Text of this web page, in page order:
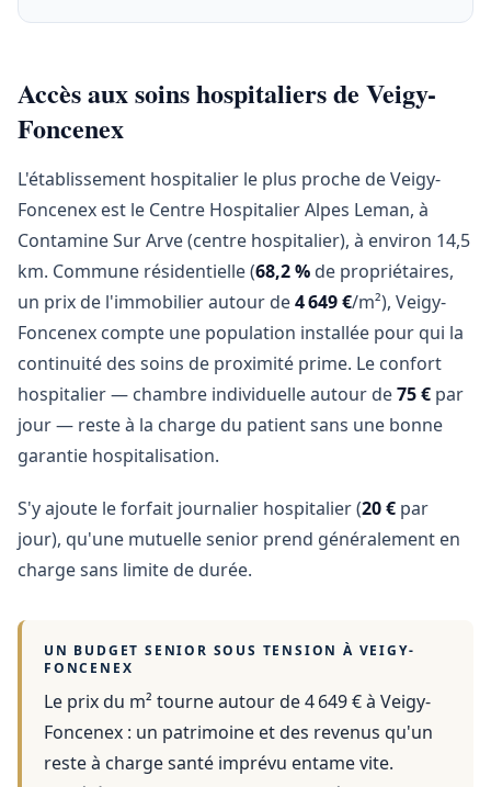
Accès aux soins hospitaliers de Veigy-
Foncenex
L'établissement hospitalier le plus proche de Veigy-
Foncenex est le Centre Hospitalier Alpes Leman, à
Contamine Sur Arve (centre hospitalier), à environ 14,5
km. Commune résidentielle (68,2 % de propriétaires,
un prix de l'immobilier autour de4 649 €/m²), Veigy-
Foncenex compte une population installée pour qui la
continuité des soins de proximité prime. Le confort
hospitalier — chambre individuelle autour de75 € par
jour — reste à la charge du patient sans une bonne
garantie hospitalisation.
S'y ajoute le forfait journalier hospitalier (20 € par
jour), qu'une mutuelle senior prend généralement en
charge sans limite de durée.
UN BUDGET SENIOR SOUS TENSION À VEIGY-
FONCENEX
Le prix du m² tourne autour de 4 649 €à Veigy-
Foncenex : un patrimoine et des revenus qu'un
reste à charge santé imprévu entame vite.